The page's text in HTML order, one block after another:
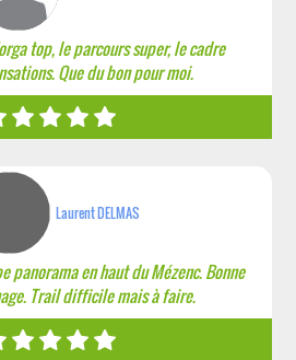
top, le parcours super, le cadre
Que du bon pour moi.
Laurent DELMAS
panorama en haut du Mézenc. Bonne
Trail difficile mais à faire.